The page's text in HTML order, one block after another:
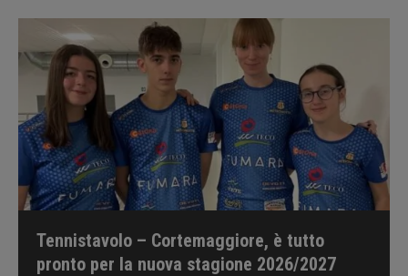
Tennistavolo – Cortemaggiore, è tutto
pronto per la nuova stagione 2026/2027